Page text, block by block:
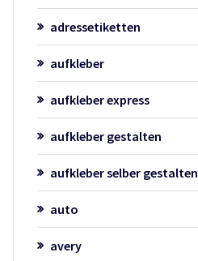
adressetiketten
aufkleber
aufkleber express
aufkleber gestalten
aufkleber selber gestalten
auto
avery